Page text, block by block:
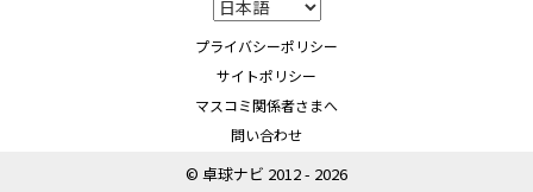
プライバシーポリシー
サイトポリシー
マスコミ関係者さまへ
問い合わせ
© 卓球ナビ 2012 - 2026